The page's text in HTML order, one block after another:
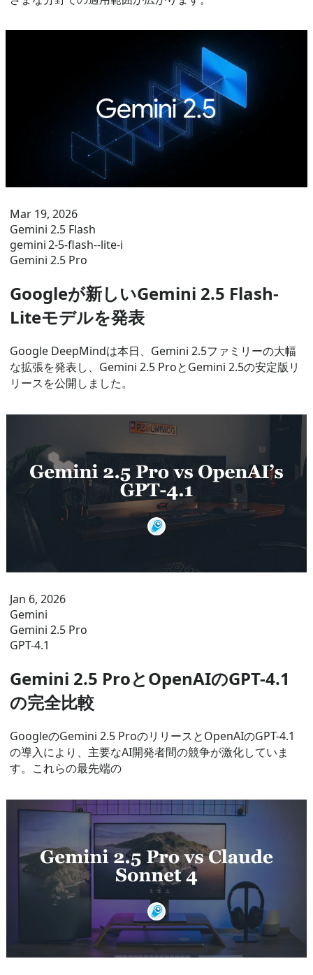
Mar 19, 2026
Gemini 2.5 Flash
gemini 2-5-flash‑-lite-i
Gemini 2.5 Pro
Googleが新しいGemini 2.5 Flash-
Liteモデルを発表
Google DeepMindは本日、Gemini 2.5ファミリーの大幅
な拡張を発表し、Gemini 2.5 ProとGemini 2.5の安定版リ
リースを公開しました。
Jan 6, 2026
Gemini
Gemini 2.5 Pro
GPT-4.1
Gemini 2.5 ProとOpenAIのGPT-4.1
の完全比較
GoogleのGemini 2.5 ProのリリースとOpenAIのGPT-4.1
の導入により、主要なAI開発者間の競争が激化していま
す。これらの最先端の